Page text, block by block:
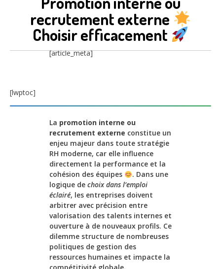
recrutement externe
Choisir efficacement
[article_meta]
[lwptoc]
La promotion interne ou
recrutement externe constitue un
enjeu majeur dans toute stratégie
RH moderne, car elle influence
directement la performance et la
cohésion des équipes
. Dans une
logique de choix dans l’emploi
éclairé, les entreprises doivent
arbitrer avec précision entre
valorisation des talents internes et
ouverture à de nouveaux profils. Ce
dilemme structure de nombreuses
politiques de gestion des
ressources humaines et impacte la